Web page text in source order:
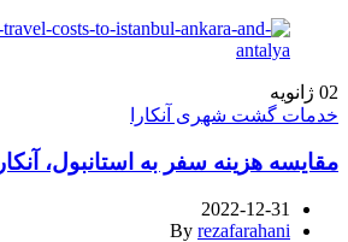
02 ژانویه
خدمات گشت شهری آنکارا
مقایسه هزینه سفر به استانبول، آنکارا
2022-12-31
By rezafarahani